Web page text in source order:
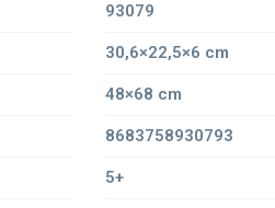
93079
30,6×22,5×6 cm
48×68 cm
8683758930793
5+